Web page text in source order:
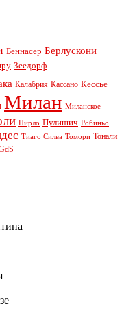
Беннасер Берлускони
Зеедорф
Калабрия Кассано Кессье
Милан Миланское
Пирло Пулишич Робиньо
Тиаго Силва Томори Тонали